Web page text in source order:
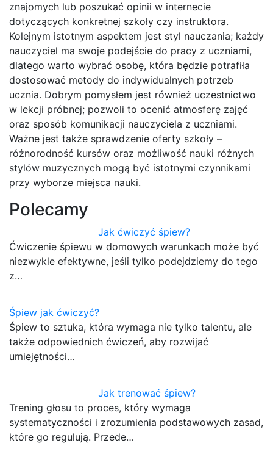
znajomych lub poszukać opinii w internecie
dotyczących konkretnej szkoły czy instruktora.
Kolejnym istotnym aspektem jest styl nauczania; każdy
nauczyciel ma swoje podejście do pracy z uczniami,
dlatego warto wybrać osobę, która będzie potrafiła
dostosować metody do indywidualnych potrzeb
ucznia. Dobrym pomysłem jest również uczestnictwo
w lekcji próbnej; pozwoli to ocenić atmosferę zajęć
oraz sposób komunikacji nauczyciela z uczniami.
Ważne jest także sprawdzenie oferty szkoły –
różnorodność kursów oraz możliwość nauki różnych
stylów muzycznych mogą być istotnymi czynnikami
przy wyborze miejsca nauki.
Polecamy
Jak ćwiczyć śpiew?
Ćwiczenie śpiewu w domowych warunkach może być
niezwykle efektywne, jeśli tylko podejdziemy do tego
z…
Śpiew jak ćwiczyć?
Śpiew to sztuka, która wymaga nie tylko talentu, ale
także odpowiednich ćwiczeń, aby rozwijać
umiejętności…
Jak trenować śpiew?
Trening głosu to proces, który wymaga
systematyczności i zrozumienia podstawowych zasad,
które go regulują. Przede…